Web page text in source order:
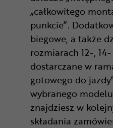
„całkowitego
punkcie”.
biegowe, a także
rozmiarach 12-,
dostarczane w
gotowego do
wybranego
znajdziesz w
składania